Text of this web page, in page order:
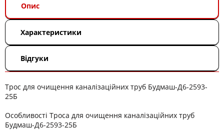
Опис
Характеристики
Відгуки
Трос для очищення каналізаційних труб Будмаш-Д6-2593-
25Б
Особливості Троса для очищення каналізаційних труб
Будмаш-Д6-2593-25Б